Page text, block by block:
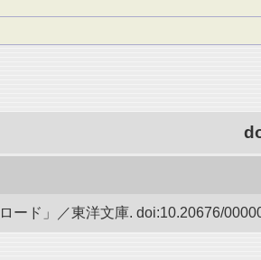
ード」／東洋文庫. doi:10.20676/